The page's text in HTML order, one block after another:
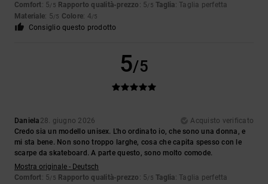
Comfort: 5/5 Rapporto qualità-prezzo : 5/5 Taglia: Taglia perfetta
Materiale: 5/5 Colore: 4/5
Consiglio questo prodotto
5/5
Daniela 28. giugno 2026
Acquisto verificato
Credo sia un modello unisex. L'ho ordinato io, che sono una donna, e
mi sta bene. Non sono troppo larghe, cosa che capita spesso con le
scarpe da skateboard. A parte questo, sono molto comode.
Mostra originale - Deutsch
Comfort: 5/5 Rapporto qualità-prezzo : 5/5 Taglia: Taglia perfetta